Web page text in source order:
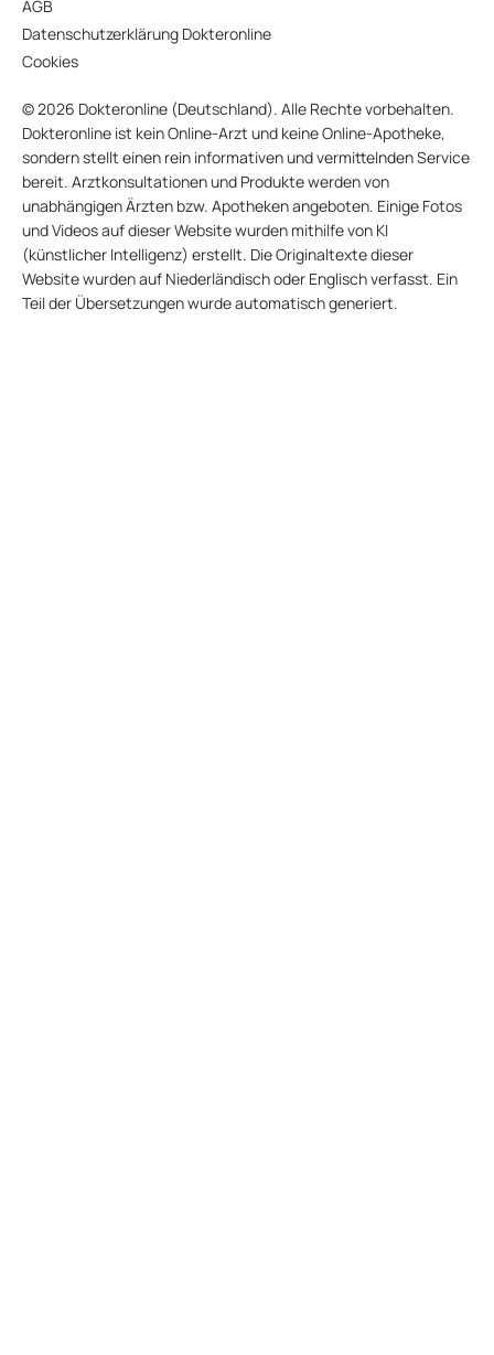
AGB
Datenschutzerklärung Dokteronline
Cookies
© 2026 Dokteronline (Deutschland). Alle Rechte vorbehalten.
Dokteronline ist kein Online-Arzt und keine Online-Apotheke,
sondern stellt einen rein informativen und vermittelnden Service
bereit. Arztkonsultationen und Produkte werden von
unabhängigen Ärzten bzw. Apotheken angeboten. Einige Fotos
und Videos auf dieser Website wurden mithilfe von KI
(künstlicher Intelligenz) erstellt. Die Originaltexte dieser
Website wurden auf Niederländisch oder Englisch verfasst. Ein
Teil der Übersetzungen wurde automatisch generiert.